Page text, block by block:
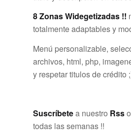
8 Zonas Widegetizadas !!
totalmente adaptables y
Menú personalizable,
archivos, html, php,
y respetar titulos de crédito
Suscríbetea nuestro Rsso
todas las semanas !!